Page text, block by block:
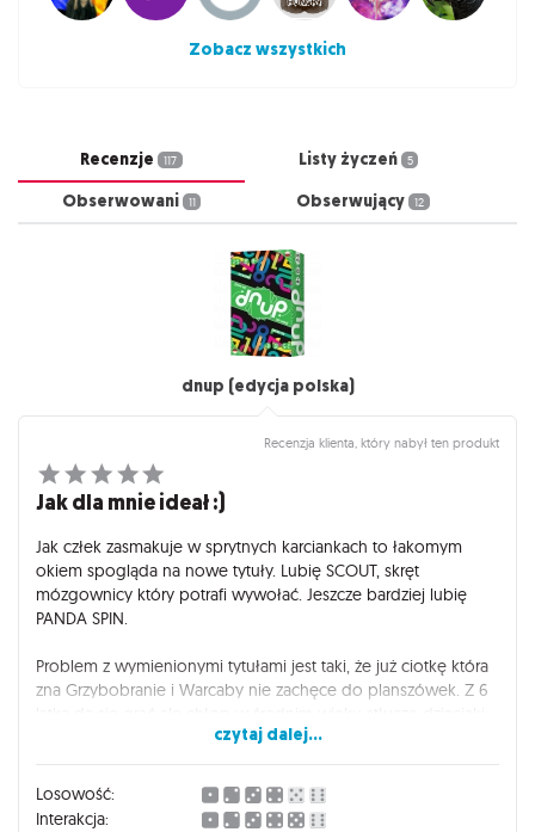
Zobacz wszystkich
Recenzje 117 Listy życzeń 5
Obserwowani 11 Obserwujący 12
dnup (edycja polska)
Recenzja klienta, który nabył ten produkt
Jak dla mnie ideał :)
Jak człek zasmakuje w sprytnych karciankach to łakomym
okiem spogląda na nowe tytuły. Lubię SCOUT, skręt
mózgownicy który potrafi wywołać. Jeszcze bardziej lubię
PANDA SPIN.
Problem z wymienionymi tytułami jest taki, że już ciotkę która
zna Grzybobranie i Warcaby nie zachęce do planszówek. Z 6
DNUP to rodzinny, piknikowy ekstrakt z obu tytułów. Tak mi
się wydaje, zgodzicie się ze mną?
czytaj dalej...
Losowość:
Interakcja: